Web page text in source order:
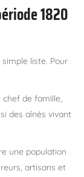
1820
liste. Pour
chef de famille,
des aînés vivant
une population
artisans et